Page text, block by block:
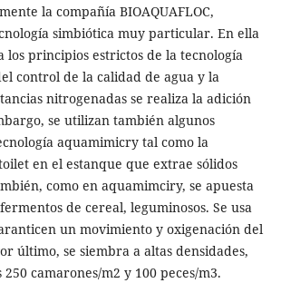
la compañía BIOAQUAFLOC,
simbiótica muy particular. En ella
los principios estrictos de la tecnología
control de la calidad de agua y la
nitrogenadas se realiza la adición
se utilizan también algunos
aquamimicry tal como la
en el estanque que extrae sólidos
como en aquamimciry, se apuesta
de cereal, leguminosos. Se usa
un movimiento y oxigenación del
último, se siembra a altas densidades,
camarones/m2 y 100 peces/m3.